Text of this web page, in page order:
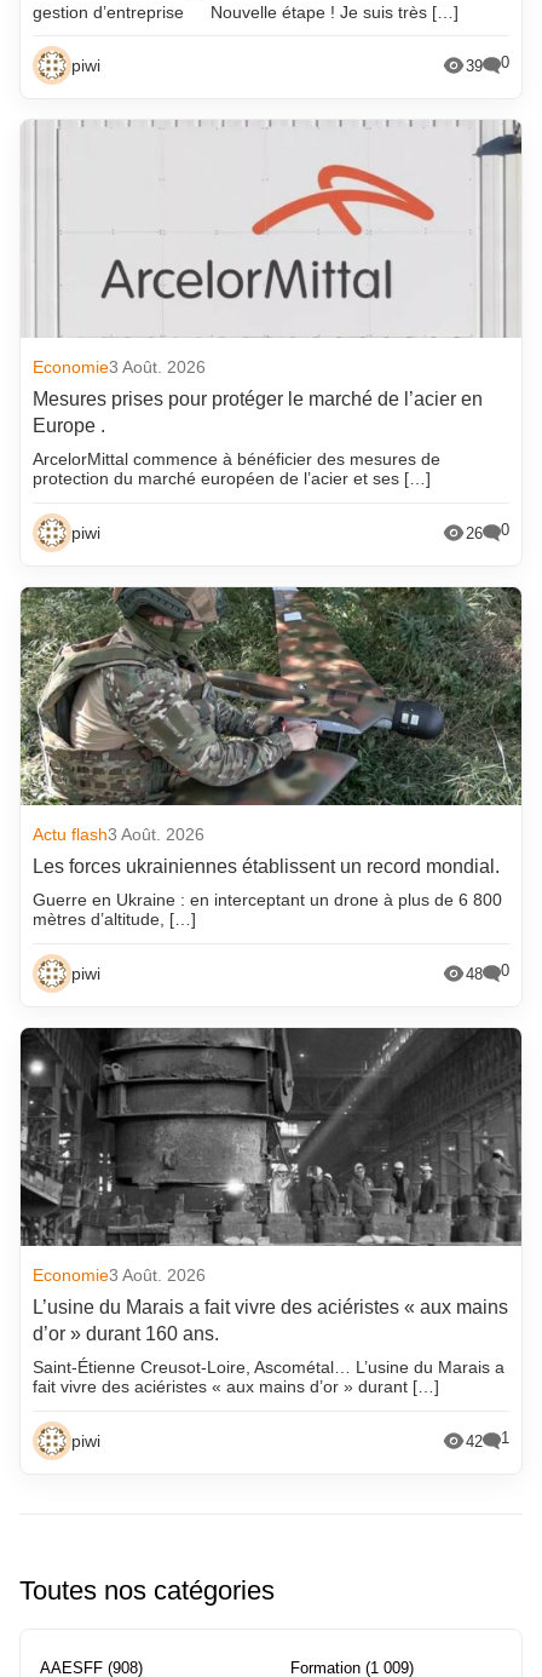
gestion d’entreprise Nouvelle étape ! Je suis très […]
piwi 39 0
Economie3 Août. 2026
Mesures prises pour protéger le marché de l’acier en
Europe .
ArcelorMittal commence à bénéficier des mesures de
protection du marché européen de l’acier et ses […]
piwi 26 0
Actu flash3 Août. 2026
Les forces ukrainiennes établissent un record mondial.
Guerre en Ukraine : en interceptant un drone à plus de 6 800
mètres d’altitude, […]
piwi 48 0
Economie3 Août. 2026
L’usine du Marais a fait vivre des aciéristes « aux mains
d’or » durant 160 ans.
Saint-Étienne Creusot-Loire, Ascométal… L’usine du Marais a
fait vivre des aciéristes « aux mains d’or » durant […]
piwi 42 1
Toutes nos catégories
AAESFF (908) Formation (1 009)